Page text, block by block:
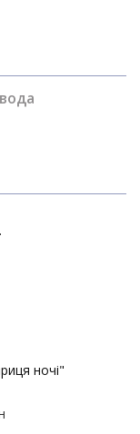
ночі"